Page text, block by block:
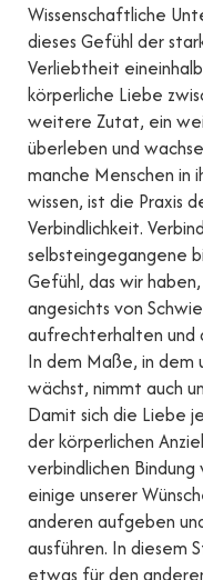
Wissenschaftliche
dieses Gefühl der
Verliebtheit
körperliche Liebe
weitere Zutat, ein
überleben und
manche Menschen in
wissen, ist die Praxis
Verbindlichkeit.
selbsteingegangene
Gefühl, das wir
angesichts von
aufrechterhalten und
In dem Maße, in dem
wächst, nimmt auch
Damit sich die Liebe
der körperlichen
verbindlichen
einige unserer
anderen aufgeben
ausführen. In diesem